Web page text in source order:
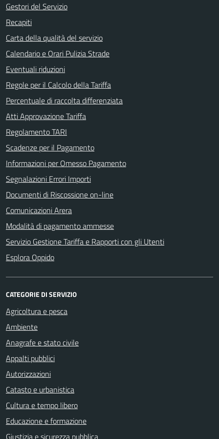
Gestori del Servizio
Recapiti
Carta della qualità del servizio
Calendario e Orari Pulizia Strade
Eventuali riduzioni
Regole per il Calcolo della Tariffa
Percentuale di raccolta differenziata
Atti Approvazione Tariffa
Regolamento TARI
Scadenze per il Pagamento
Informazioni per Omesso Pagamento
Segnalazioni Errori Importi
Documenti di Riscossione on-line
Comunicazioni Arera
Modalità di pagamento ammesse
Servizio Gestione Tariffa e Rapporti con gli Utenti
Esplora Oppido
CATEGORIE DI SERVIZIO
Agricoltura e pesca
Ambiente
Anagrafe e stato civile
Appalti pubblici
Autorizzazioni
Catasto e urbanistica
Cultura e tempo libero
Educazione e formazione
Giustizia e sicurezza pubblica